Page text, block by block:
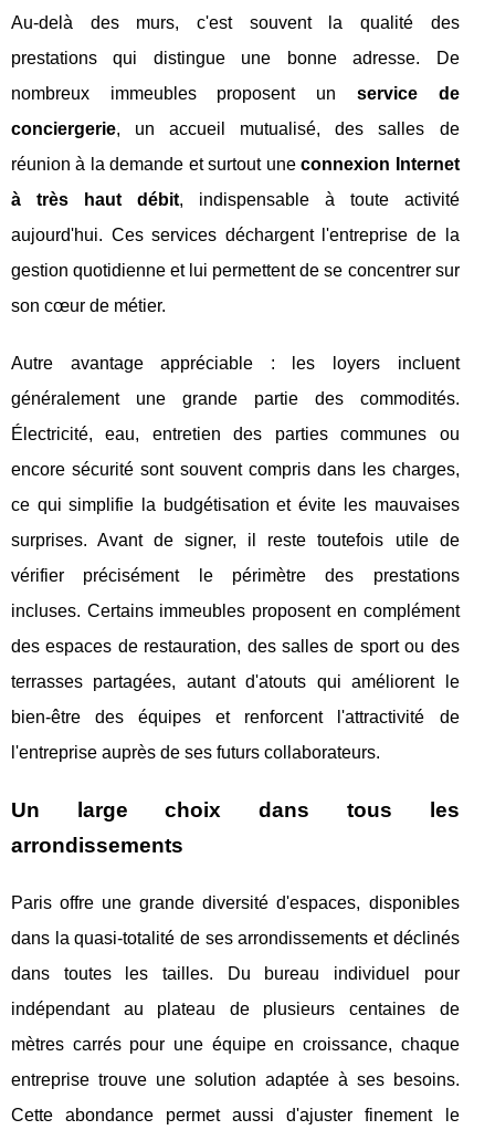
Au-delà des murs, c'est souvent la qualité des
prestations qui distingue une bonne adresse. De
nombreux immeubles proposent un service de
conciergerie, un accueil mutualisé, des salles de
réunion à la demande et surtout uneconnexion Internet
à très haut débit, indispensable à toute activité
aujourd'hui. Ces services déchargent l'entreprise de la
gestion quotidienne et lui permettent de se concentrer sur
son cœur de métier.
Autre avantage appréciable : les loyers incluent
généralement une grande partie des commodités.
Électricité, eau, entretien des parties communes ou
encore sécurité sont souvent compris dans les charges,
ce qui simplifie la budgétisation et évite les mauvaises
surprises. Avant de signer, il reste toutefois utile de
vérifier précisément le périmètre des prestations
incluses. Certains immeubles proposent en complément
des espaces de restauration, des salles de sport ou des
terrasses partagées, autant d'atouts qui améliorent le
bien-être des équipes et renforcent l'attractivité de
l'entreprise auprès de ses futurs collaborateurs.
Un large choix dans tous les
arrondissements
Paris offre une grande diversité d'espaces, disponibles
dans la quasi-totalité de ses arrondissements et déclinés
dans toutes les tailles. Du bureau individuel pour
indépendant au plateau de plusieurs centaines de
mètres carrés pour une équipe en croissance, chaque
entreprise trouve une solution adaptée à ses besoins.
Cette abondance permet aussi d'ajuster finement le